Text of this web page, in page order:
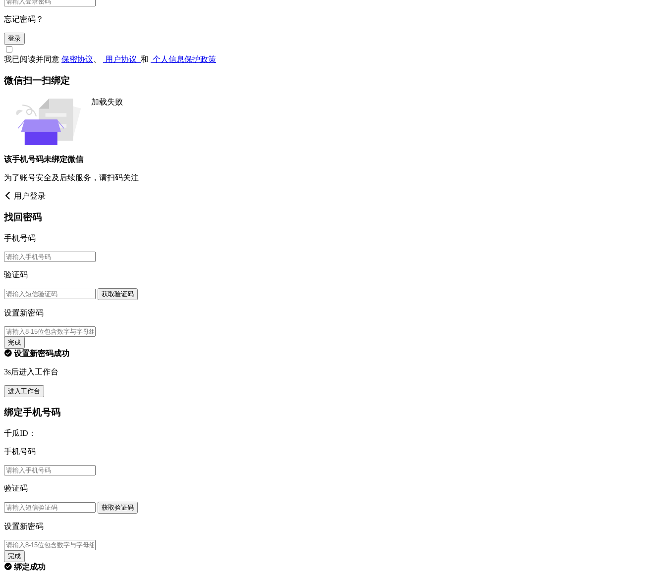
忘记密码？
登录
我已阅读并同意 保密协议 用户协议 和 个人信息保护政策
微信扫一扫绑定
加载失败
该手机号码未绑定微信
为了账号安全及后续服务，请扫码关注
用户登录
找回密码
手机号码
验证码
获取验证码
设置新密码
完成
设置新密码成功
3s后进入工作台
进入工作台
绑定手机号码
千瓜ID：
手机号码
验证码
获取验证码
设置新密码
完成
绑定成功